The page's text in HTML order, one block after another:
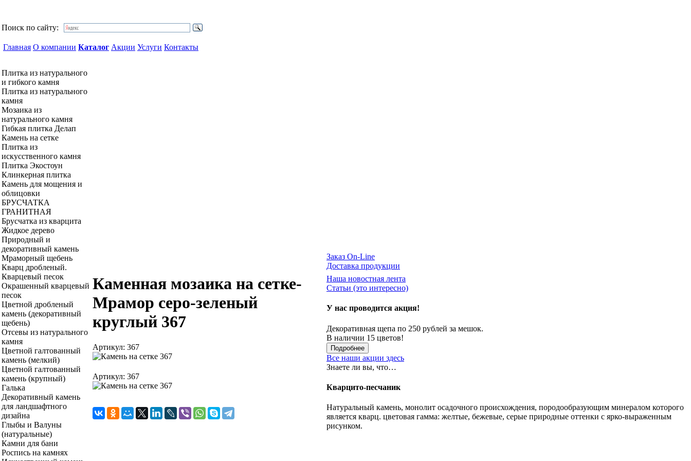
Поиск по сайту:
Главная О компании Каталог Акции Услуги Контакты
Плитка из натурального
и гибкого камня
Плитка из натурального
камня
Мозаика из
натурального камня
Гибкая плитка Делап
Камень на сетке
Плитка из
искусственного камня
Плитка Экостоун
Клинкерная плитка
Камень для мощения и
облицовки
БРУСЧАТКА
ГРАНИТНАЯ
Брусчатка из кварцита
Жидкое дерево
Природный и
декоративный камень
Мраморный щебень
Кварц дробленый.
Кварцевый песок
Окрашенный кварцевый
песок
Цветной дробленый
камень (декоративный
щебень)
Отсевы из натурального
камня
Цветной галтованный
камень (мелкий)
Цветной галтованный
камень (крупный)
Галька
Декоративный камень
для ландшафтного
дизайна
Глыбы и Валуны
(натуральные)
Камни для бани
Роспись на камнях
Каменная мозаика на сетке-
Мрамор серо-зеленый
круглый 367
Артикул: 367
Артикул: 367
Заказ On-Line
Доставка продукции
Наша новостная лента
Статьи (это интересно)
У нас проводится акция!
Декоративная щепа по 250 рублей за мешок.
В наличии 15 цветов!
Подробнее
Все наши акции здесь
Знаете ли вы, что…
Кварцито-песчаник
Натуральный камень, монолит осадочного происхождения, породообразующим минералом которого
является кварц. цветовая гамма: желтые, бежевые, серые природные оттенки с ярко-выраженным
рисунком.